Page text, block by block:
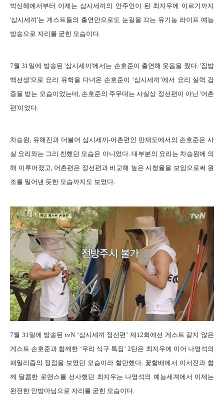
박신혜에서부터 이제는 삼시세끼의 안주인이 된 최지우에 이르기까지
'삼시세끼'는 게스트들의 출연만으로도 눈길을 끄는 유기농 라이프 예능
방송으로 자리를 굳힌 모습이다.
7월 31일에 방송된 '삼시세끼'에서는 손호준이 출연해 웃음을 줬다. '집밥
백선생'으로 요리 유학을 다녀온 손호준이 ‘삼시세끼’에서 요리 실력 검
증을 받는 모습이었는데, 손호준의 주무대는 사실상 정선편이 아닌 '어촌
편'이었다.
차승원, 유해진과 더불어 삼시세끼-어촌편인 만재도에서의 손호준은 사
실 요리와는 그리 친했던 모습은 아니었다. 대부분의 요리는 차승원에 의
해 이루어졌고, 어촌편은 정선편과 비교해 높은 시청율을 보임으로써 원
조를 밀어낸 듯한 모습까지도 보였다.
7월 31일에 방송된 tvN ‘삼시세끼 정선편’ 제12회에선 게스트 같지 않은
게스트 손호준과 함께한 ‘우리 식구 특집’ 2탄은 최지우에 이어 나영석의
패밀리즘의 정점을 보였던 모습이라 할만했다. 꽃할배에서 이서진과 함
께 달콤한 로맨스를 선사했던 최지우는 나영석의 예능세계에서 이제는
완전한 안방마님으로 자리를 굳힌 모습이다.